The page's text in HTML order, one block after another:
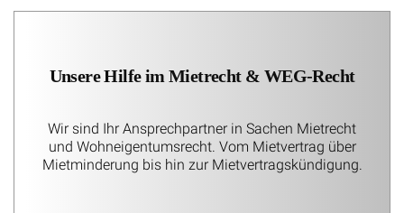
Unsere Hilfe im Mietrecht & WEG-Recht
Wir sind Ihr Ansprechpartner in Sachen Mietrecht
und Wohneigentumsrecht. Vom Mietvertrag über
Mietminderung bis hin zur Mietvertragskündigung.